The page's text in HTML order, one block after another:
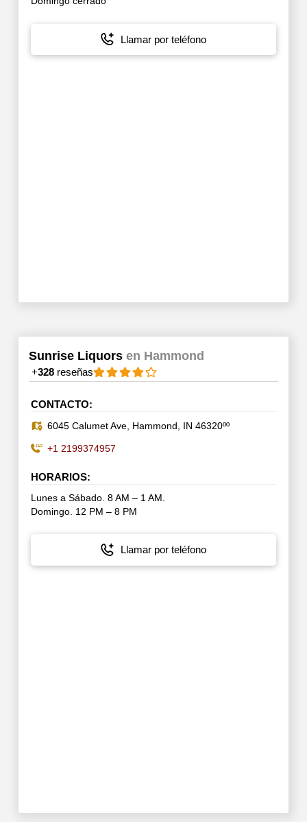
Llamar por teléfono
Sunrise Liquors en Hammond
+328reseñas
CONTACTO:
6045 Calumet Ave, Hammond, IN 46320ºº
+1 2199374957
HORARIOS:
Lunes a Sábado. 8 AM – 1 AM.
Domingo. 12 PM – 8 PM
Llamar por teléfono